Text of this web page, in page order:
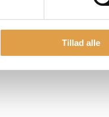
Tillad alle